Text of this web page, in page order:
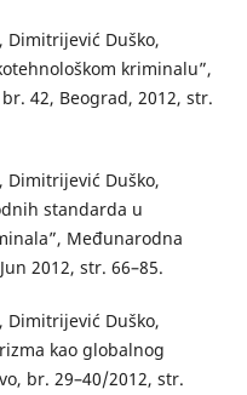
Dimitrijević Duško,
kriminalu”,
42, Beograd, 2012, str.
Dimitrijević Duško,
standarda u
Međunarodna
2012, str. 66–85.
Dimitrijević Duško,
kao globalnog
br. 29–40/2012, str.